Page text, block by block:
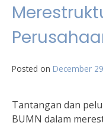
Posted on December
Tantangan dan
BUMN dalam